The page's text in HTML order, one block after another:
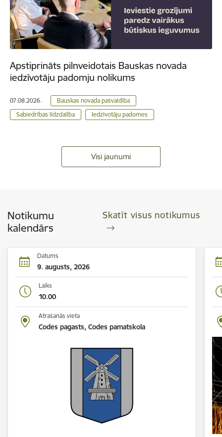
Apstiprināts pilnveidotais Bauskas novada
iedzīvotāju padomju nolikums
07.08.2026.
Bauskas novada pašvaldība
Sabiedrības līdzdalība
Iedzīvotāju padomes
Visi jaunumi
Notikumu
kalendārs
Skatīt visus notikumus
Datums
9. augusts, 2026
Laiks
10.00
Atrašanās vieta
Codes pagasts, Codes pamatskola